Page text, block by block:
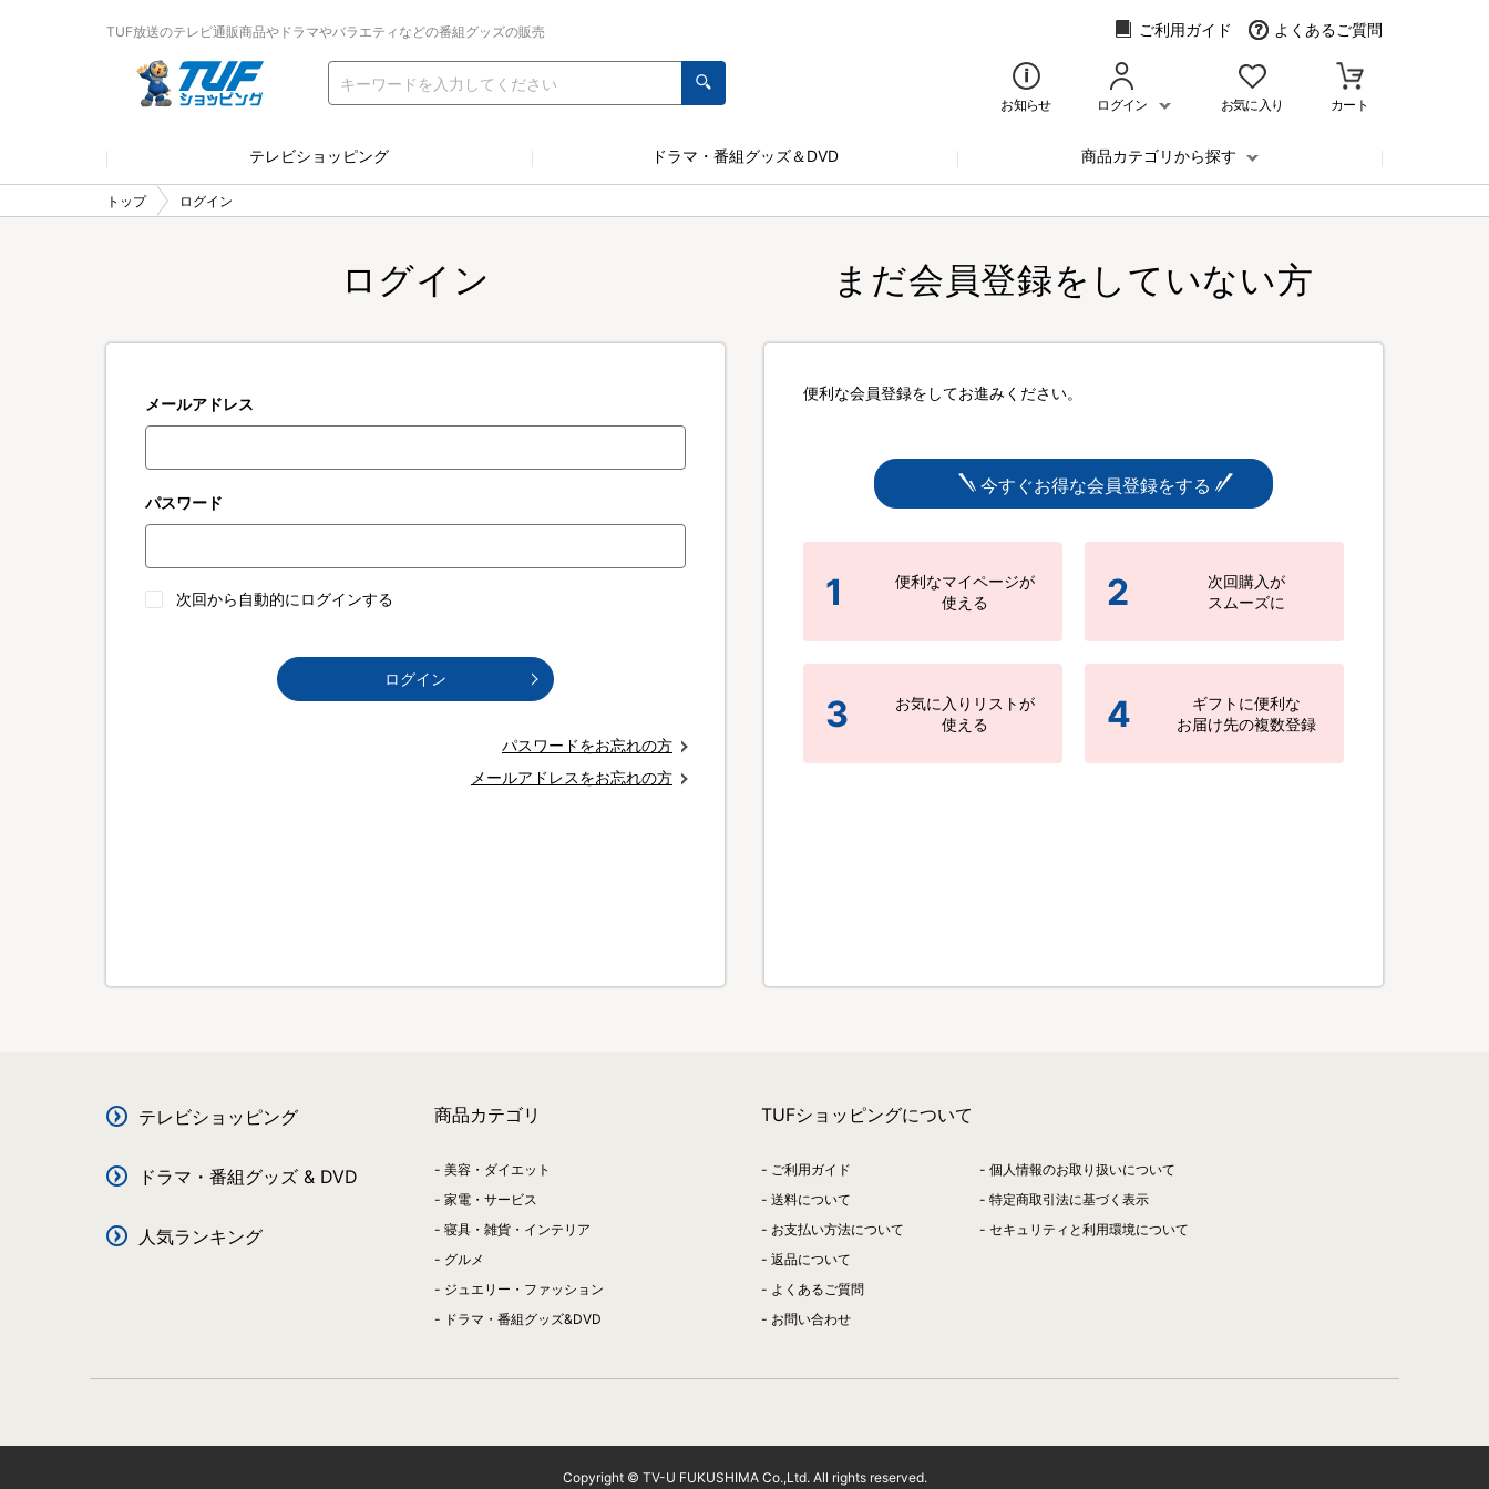
TUF放送のテレビ通販商品やドラマやバラエティなどの番組グッズの販売 ご利用ガイド よくあるご質問
お知らせ ログイン お気に入り カート
テレビショッピング ドラマ・番組グッズ＆DVD 商品カテゴリから探す
トップ ログイン
ログイン
メールアドレス
パスワード
次回から自動的にログインする
ログイン
パスワードをお忘れの方
メールアドレスをお忘れの方
まだ会員登録をしていない方
便利な会員登録をしてお進みください。
今すぐお得な会員登録をする
1
便利なマイページが
使える
2
次回購入が
スムーズに
3
お気に入りリストが
使える
4
ギフトに便利な
お届け先の複数登録
テレビショッピング
ドラマ・番組グッズ & DVD
人気ランキング
商品カテゴリ
美容・ダイエット
家電・サービス
寝具・雑貨・インテリア
グルメ
ジュエリー・ファッション
ドラマ・番組グッズ&DVD
TUFショッピングについて
ご利用ガイド
送料について
お支払い方法について
返品について
よくあるご質問
お問い合わせ
個人情報のお取り扱いについて
特定商取引法に基づく表示
セキュリティと利用環境について
Copyright © TV-U FUKUSHIMA Co.,Ltd. All rights reserved.